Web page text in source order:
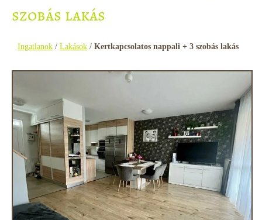
szobás lakás
Ingatlanok / Lakások / Kertkapcsolatos nappali + 3 szobás lakás